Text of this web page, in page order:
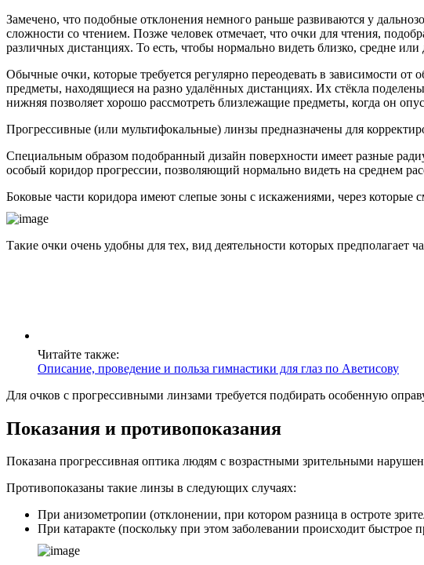
Замечено, что подобные отклонения немного раньше развиваются у
сложности со чтением. Позже человек отмечает, что очки для чтения,
различных дистанциях. То есть, чтобы нормально видеть близко, средне
Обычные очки, которые требуется регулярно переодевать в зависимости
предметы, находящиеся на разно удалённых дистанциях. Их стёкла
нижняя позволяет хорошо рассмотреть близлежащие предметы, когда он
Прогрессивные (или мультифокальные) линзы предназначены для
Специальным образом подобранный дизайн поверхности имеет разные
особый коридор прогрессии, позволяющий нормально видеть на среднем
Боковые части коридора имеют слепые зоны с искажениями, через которые
Такие очки очень удобны для тех, вид деятельности которых предполагает
Читайте также:
Описание, проведение и польза гимнастики для глаз по Аветисову
Для очков с прогрессивными линзами требуется подбирать особенную
Показания и противопоказания
Показана прогрессивная оптика людям с возрастными зрительными
Противопоказаны такие линзы в следующих случаях:
При анизометропии (отклонении, при котором разница в остроте
При катаракте (поскольку при этом заболевании происходит